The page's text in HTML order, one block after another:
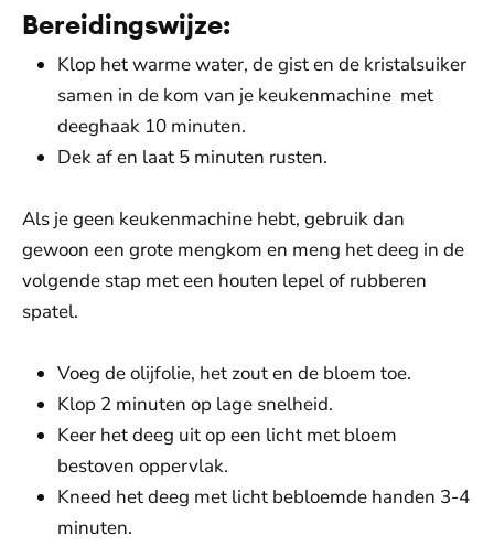
Bereidingswijze:
Klop het warme water, de gist en de kristalsuiker
samen in de kom van je keukenmachine met
deeghaak 10 minuten.
Dek af en laat 5 minuten rusten.
Als je geen keukenmachine hebt, gebruik dan
gewoon een grote mengkom en meng het deeg in de
volgende stap met een houten lepel of rubberen
spatel.
Voeg de olijfolie, het zout en de bloem toe.
Klop 2 minuten op lage snelheid.
Keer het deeg uit op een licht met bloem
bestoven oppervlak.
Kneed het deeg met licht bebloemde handen 3-4
minuten.